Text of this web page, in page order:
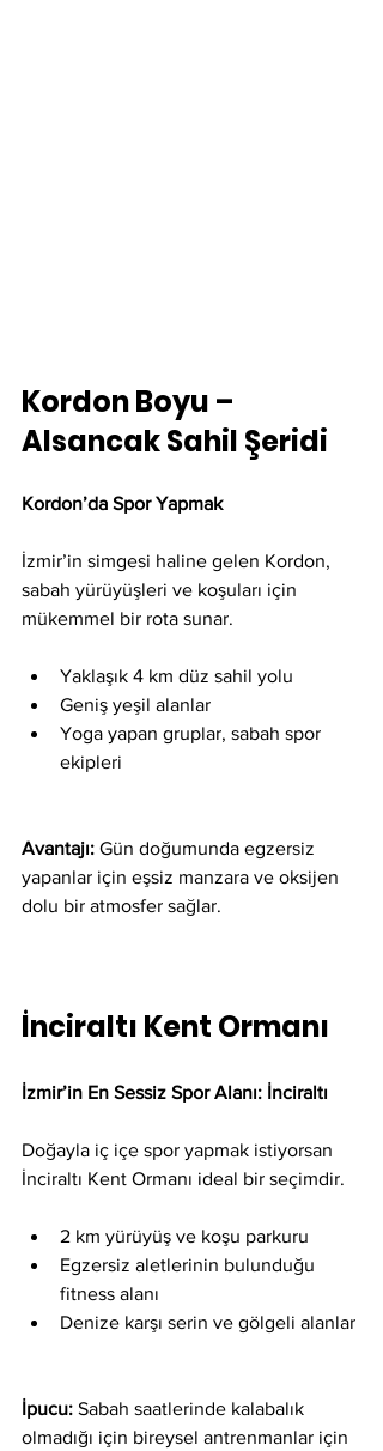
Kordon Boyu –
Alsancak Sahil Şeridi
Kordon’da Spor Yapmak
İzmir’in simgesi haline gelen Kordon,
sabah yürüyüşleri ve koşuları için
mükemmel bir rota sunar.
Yaklaşık 4 km düz sahil yolu
Geniş yeşil alanlar
Yoga yapan gruplar, sabah spor
ekipleri
Avantajı: Gün doğumunda egzersiz
yapanlar için eşsiz manzara ve oksijen
dolu bir atmosfer sağlar.
İnciraltı Kent Ormanı
İzmir’in En Sessiz Spor Alanı: İnciraltı
Doğayla iç içe spor yapmak istiyorsan
İnciraltı Kent Ormanı ideal bir seçimdir.
2 km yürüyüş ve koşu parkuru
Egzersiz aletlerinin bulunduğu
fitness alanı
Denize karşı serin ve gölgeli alanlar
İpucu: Sabah saatlerinde kalabalık
olmadığı için bireysel antrenmanlar için